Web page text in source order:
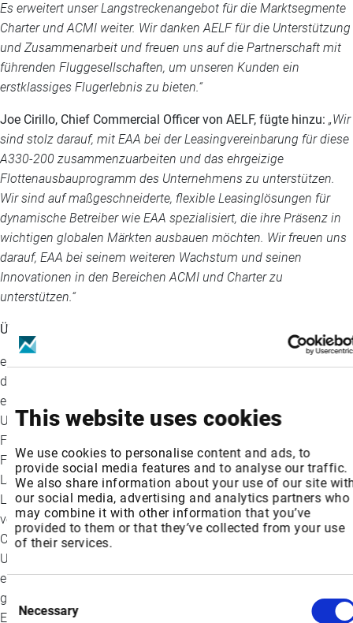
This website uses cookies
We use cookies to personalise content and ads, to
provide social media features and to analyse our traffic.
We also share information about your use of our site
our social media, advertising and analytics partners who
may combine it with other information that you’ve
provided to them or that they’ve collected from your use
of their services.
Consent
Selection
Necessary
Es erweitert unser Langstreckenangebot für die Marktsegmente
Charter und ACMI weiter. Wir danken AELF für die Unterstützung
und Zusammenarbeit und freuen uns auf die Partnerschaft mit
führenden Fluggesellschaften, um unseren Kunden ein
erstklassiges Flugerlebnis zu bieten.“
Joe Cirillo, Chief Commercial Officer von AELF, fügte hinzu: „Wir
sind stolz darauf, mit EAA bei der Leasingvereinbarung für diese
A330-200 zusammenzuarbeiten und das ehrgeizige
Flottenausbauprogramm des Unternehmens zu unterstützen.
Wir sind auf maßgeschneiderte, flexible Leasinglösungen für
dynamische Betreiber wie EAA spezialisiert, die ihre Präsenz in
wichtigen globalen Märkten ausbauen möchten. Wir freuen uns
darauf, EAA bei seinem weiteren Wachstum und seinen
Innovationen in den Bereichen ACMI und Charter zu
unterstützen.“
Über euroAtlantic Airways
euroAtlantic Airways ist eine portugiesische Fluggesellschaft,
die sich auf ACMI- und Charterlösungen spezialisiert hat und
eine vielfältige Flotte von Flugzeugen betreibt. Das
Unternehmen mit Hauptsitz in Carnaxide und Sitz am
Flughafen Lissabon bietet Wet-Lease-, Charter- und Ad-hoc-
Flüge weltweit an und hat in 32 Jahren 727 Flughäfen in 167
Ländern angeflogen. Mit über drei Jahrzehnten Erfahrung in der
Luftfahrtbranche hat sich EAA als weltweit führender Anbieter
von ACMI- (Aircraft, Crew, Maintenance, and Insurance) und
Charter-Lösungen etabliert. Im Laufe der Jahre hat sich das
Unternehmen einen Ruf für maßgeschneiderte Dienstleistungen
erworben, die den individuellen Anforderungen seiner Kunden
gerecht werden, wobei der Schwerpunkt stets auf Sicherheit,
Effizienz und Innovation liegt. Seit 2024 befindet sich